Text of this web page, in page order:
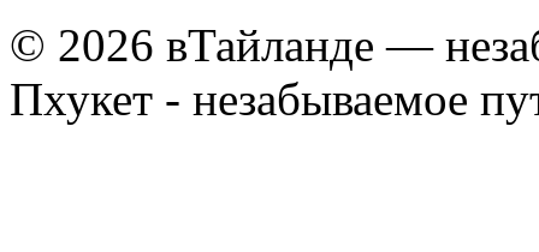
© 2026 вТайланде —
Пхукет - незабываемое